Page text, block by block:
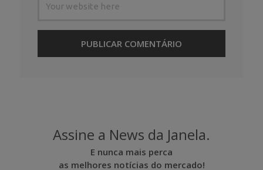
Assine a News da Janela.
E nunca mais perca
as melhores notícias do mercado!